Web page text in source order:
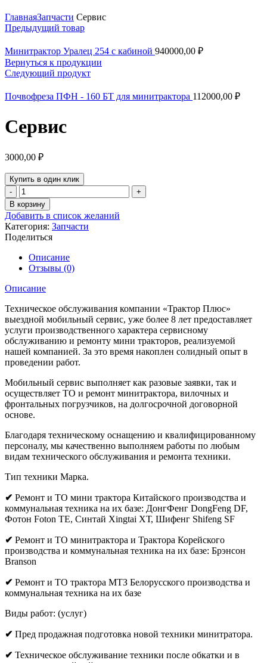
ГлавнаяЗапчасти Сервис
Предыдущий товар
Минитрактор Уралец 254 с кабиной 940000,00 ₽
Вернуться к продукции
Следующий продукт
Почвофреза ПФН - 160 БТ для минитрактора 112000,00 ₽
Сервис
3000,00 ₽
Купить в один клик
Количество
товара
Сервис
В корзину
Добавить в список желаний
Категория: Запчасти
Поделиться
Описание
Отзывы (0)
Описание
Техническое обслуживания компании «Трактор Плюс»
выездной мобильный сервис, уже более 8 лет предоставляет
услуги производственного характера сервисному
обслуживанию и ремонту мини тракторов, реализуемой
нашей компанией. За это время накоплен солидный опыт в
проведении работ.
Мобильный сервис выполняет как разовые заявки, так и
осуществляет ТО и ремонт минитрактора, вилочных и
фронтальных погрузчиков, на долгосрочной договорной
основе.
Благодаря техническому оснащению и квалифицированному
персоналу, мы качественно выполняем работы по любым
видам технического обслуживания и ремонта техники.
Тип техники Марка.
✔ Ремонт и ТО мини трактора Китайского производства и
коммунальная техника на их базе: ДонгФенг DongFeng DF,
Фотон Foton ТЕ, Синтай Xingtai ХТ, Шифенг Shifeng SF
✔ Ремонт и ТО минитрактора и Трактора Корейского
производства и коммунальная техника на их базе: Брэнсон
Branson
✔ Ремонт и ТО трактора МТЗ Белорусского производства и
коммунальная техника на их базе
Виды работ: (услуг)
✔ Пред продажная подготовка новой техники минитратора.
✔ Техническое обслуживание техники после обкатки и в